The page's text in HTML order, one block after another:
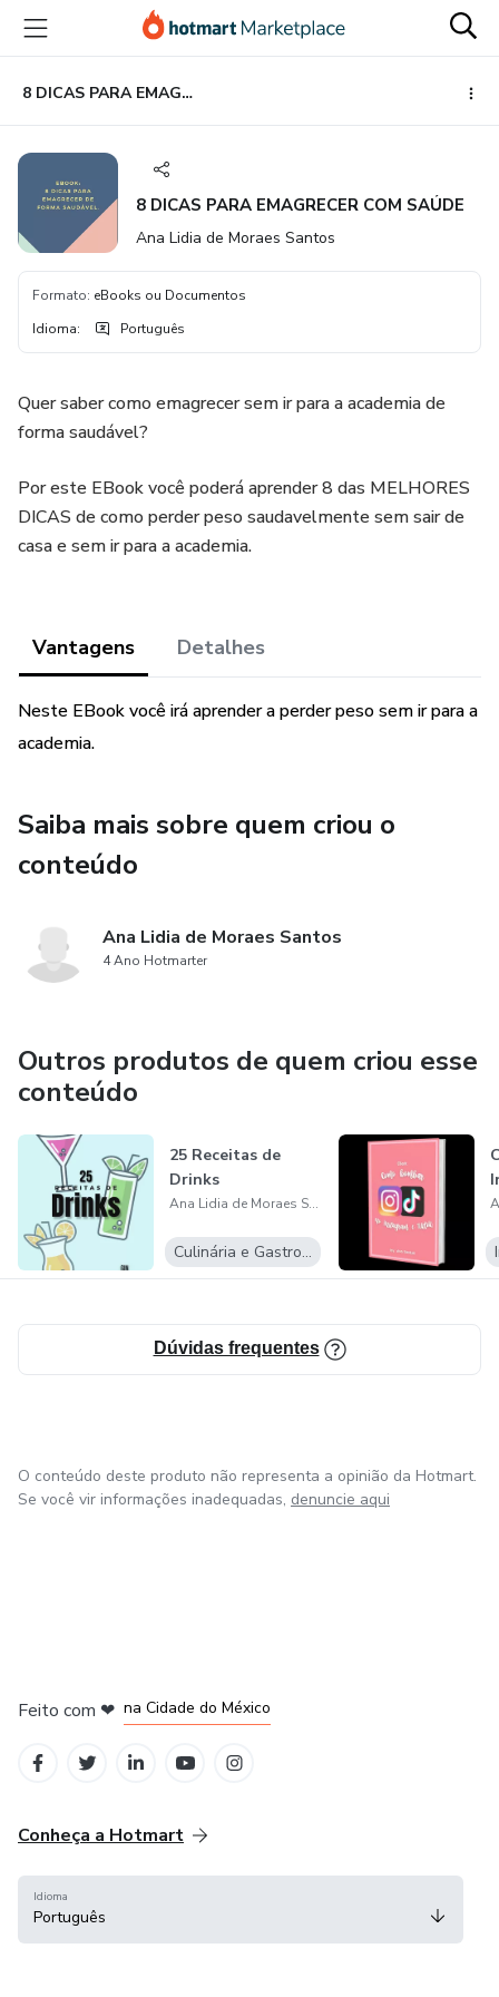
para
conteúdo
principal
para
pagamento
para
rodapé
8 DICAS PARA EMAGRECER COM SAÚDE
8 DICAS PARA EMAGRECER COM SAÚDE
Ana Lidia de Moraes Santos
Formato: eBooks ou Documentos
Idioma: Português
Quer saber como emagrecer sem ir para a academia de
forma saudável?
Por este EBook você poderá aprender 8 das MELHORES
DICAS de como perder peso saudavelmente sem sair de
casa e sem ir para a academia.
Vantagens Detalhes
Neste EBook você irá aprender a perder peso sem ir para a
academia.
Saiba mais sobre quem criou o
conteúdo
Ana Lidia de Moraes Santos
4 Ano Hotmarter
Outros produtos de quem criou esse
conteúdo
25 Receitas de
Drinks
Ana Lidia de Moraes Santos
Culinária e Gastronomia
Dúvidas frequentes
O conteúdo deste produto não representa a opinião da Hotmart.
Se você vir informações inadequadas, denuncie aqui
Feito com ❤ na Cidade do México
Conheça a Hotmart
Idioma
Português